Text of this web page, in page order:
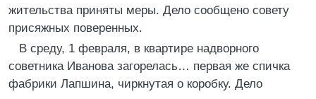
жительства приняты меры. Дело сообщено совету
присяжных поверенных.
В среду, 1 февраля, в квартире надворного
советника Иванова загорелась… первая же спичка
фабрики Лапшина, чиркнутая о коробку. Дело